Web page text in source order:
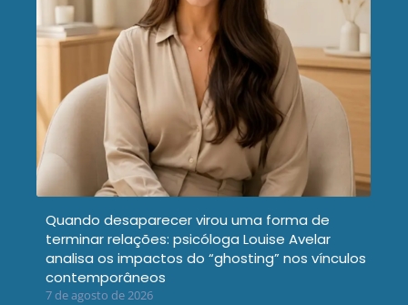
Quando desaparecer virou uma forma de
terminar relações: psicóloga Louise Avelar
analisa os impactos do “ghosting” nos vínculos
contemporâneos
7 de agosto de 2026